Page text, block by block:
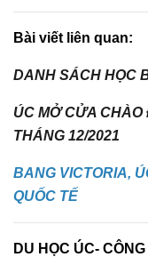
Bài viết liên quan:
DANH SÁCH HỌC
ÚC MỞ CỬA CHÀO
THÁNG 12/2021
BANG VICTORIA,
QUỐC TẾ
DU HỌC ÚC-